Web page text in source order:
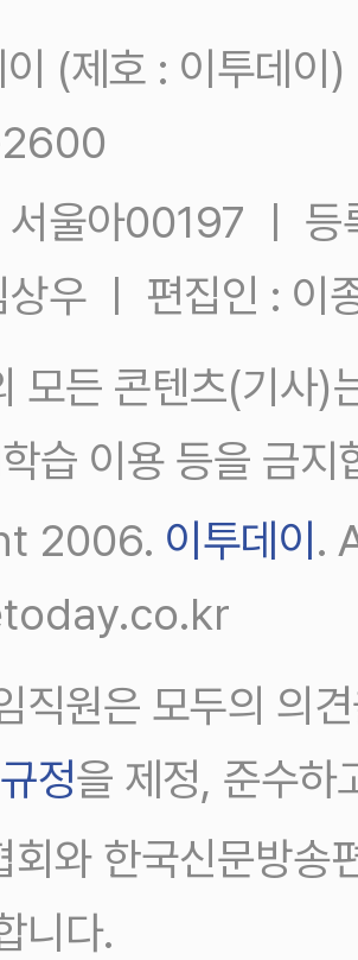
(제호 : 이투데
서울아00197 ㅣ
우 ㅣ 편집인 : 이
모든 콘텐츠(기사)
습 이용 등을 금지
2006. 이투데이.
직원은 모두의 의
정을 제정, 준수하
회와 한국신문방송
니다.